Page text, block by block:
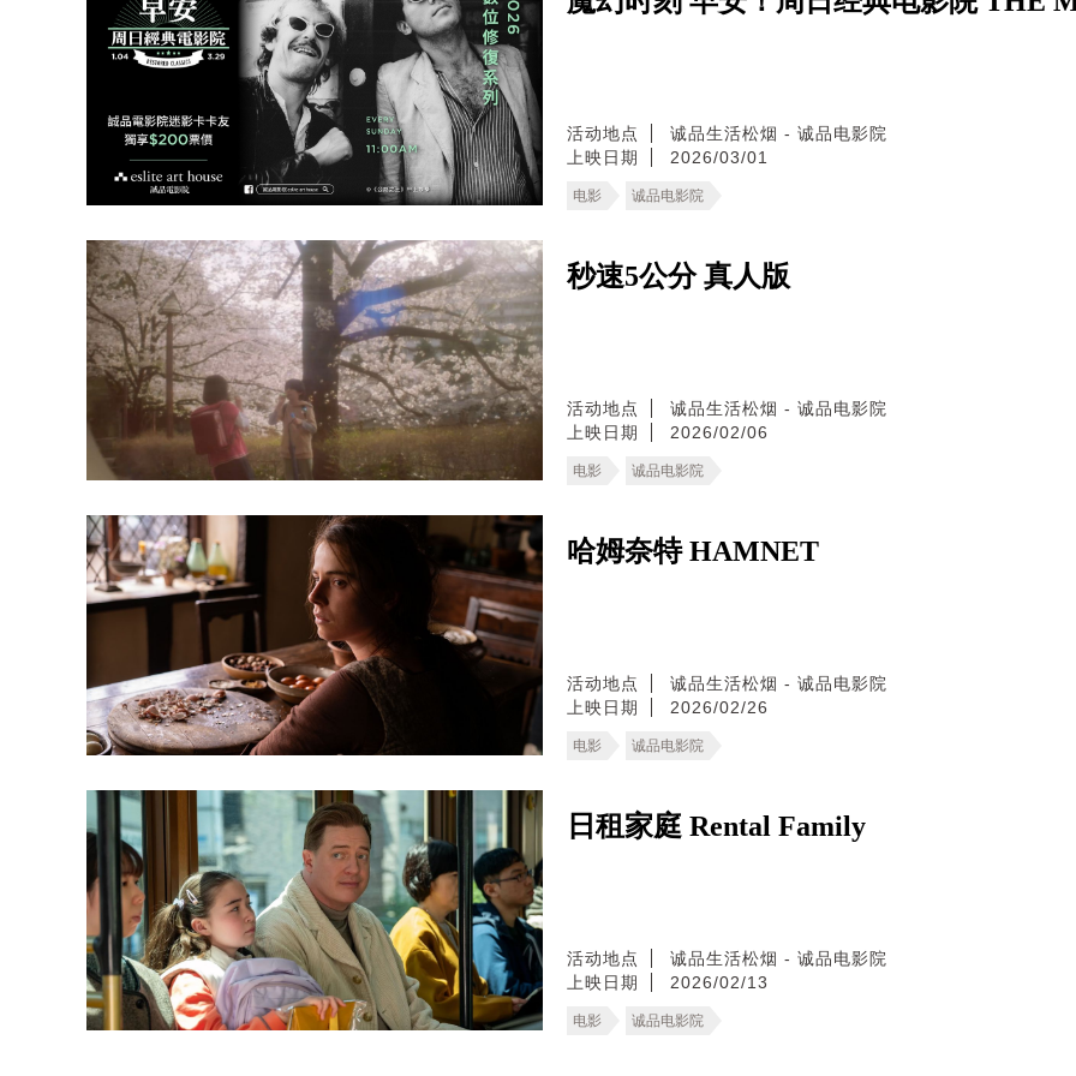
活动地点
诚品生活松烟 - 诚品电影院
上映日期
2026/03/01
电影 诚品电影院
秒速5公分 真人版
活动地点
诚品生活松烟 - 诚品电影院
上映日期
2026/02/06
电影 诚品电影院
哈姆奈特 HAMNET
活动地点
诚品生活松烟 - 诚品电影院
上映日期
2026/02/26
电影 诚品电影院
日租家庭 Rental Family
活动地点
诚品生活松烟 - 诚品电影院
上映日期
2026/02/13
电影 诚品电影院